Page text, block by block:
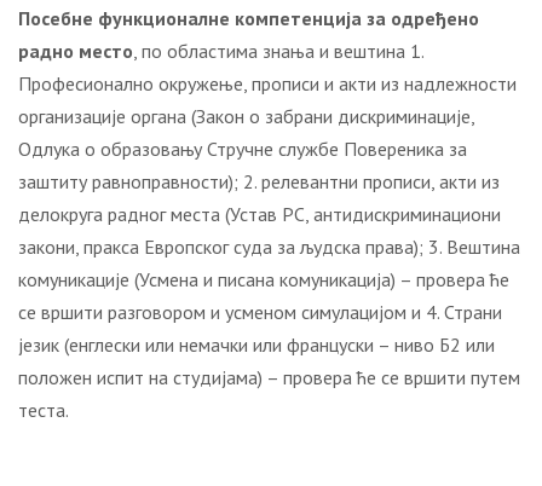
Посебне функционалне компетенција за одређено
радно место, по областима знања и вештина 1.
Професионално окружење, прописи и акти из надлежности
организације органа (Закон о забрани дискриминације,
Одлука о образовању Стручне службе Повереника за
заштиту равноправности); 2. релевантни прописи, акти из
делокруга радног места (Устав РС, антидискриминациони
закони, пракса Европског суда за људска права); 3. Вештина
комуникације (Усмена и писана комуникација) – провера ће
се вршити разговором и усменом симулацијом и 4. Страни
језик (енглески или немачки или француски – ниво Б2 или
положен испит на студијама) – провера ће се вршити путем
теста.